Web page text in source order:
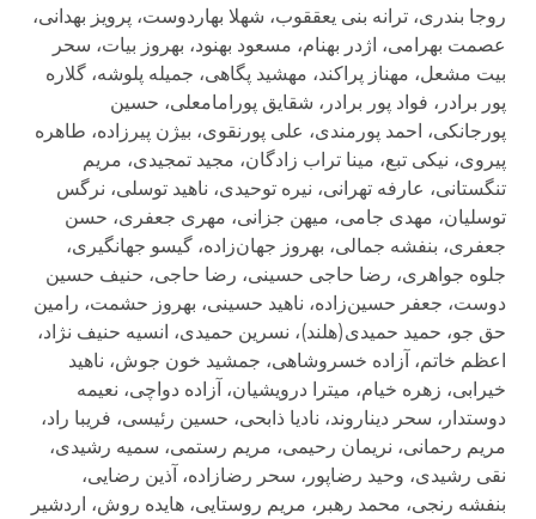
روجا بندری، ترانه بنی یعققوب، شهلا بهاردوست، پرویز بهدانی،
عصمت بهرامی، اژدر بهنام، مسعود بهنود، بهروز بیات، سحر
بیت مشعل، مهناز پراکند، مهشید پگاهى، جمیله پلوشه، گلاره
پور برادر، فواد پور برادر، شقایق پورامامعلى، حسین
پورجانکی، احمد پورمندی، علی پورنقوی، بیژن پیرزاده، طاهره
پیروی، نیکی تبع، مینا تراب زادگان، مجید تمجیدی، مریم
تنگستانی، عارفه تهرانی، نیره توحیدی، ناهید توسلی، نرگس
توسلیان، مهدی جامی، میهن جزانی، مهری جعفری، حسن
جعفری، بنفشه جمالی، بهروز جهان‌زاده، گیسو جهانگیری،
جلوه جواهری، رضا حاجی حسینی، رضا حاجی، حنیف حسین
دوست، جعفر حسین‌زاده، ناهید حسینی، بهروز حشمت، رامین
حق جو، حمید حمیدی(هلند)، نسرین حمیدی، انسیه حنیف نژاد،
اعظم خاتم، آزاده خسروشاهی، جمشید خون جوش، ناهید
خیرابی، زهره خیام، میترا درویشیان، آزاده دواچی، نعیمه
دوستدار، سحر دیناروند، نادیا ذابحی، حسین رئیسی، فریبا راد،
مریم رحمانی، نریمان رحیمی، مریم رستمی، سمیه رشیدی،
نقی رشیدی، وحید رضاپور، سحر رضازاده، آذین رضایی،
بنفشه رنجی، محمد رهبر، مریم روستایی، هایده روش، اردشیر